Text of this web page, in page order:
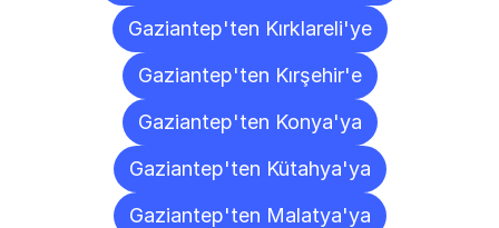
Gaziantep'ten Kırklareli'ye
Gaziantep'ten Kırşehir'e
Gaziantep'ten Konya'ya
Gaziantep'ten Kütahya'ya
Gaziantep'ten Malatya'ya